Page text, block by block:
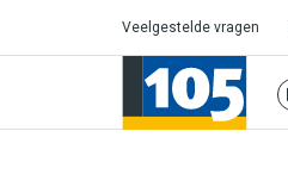
Veelgestelde vragen